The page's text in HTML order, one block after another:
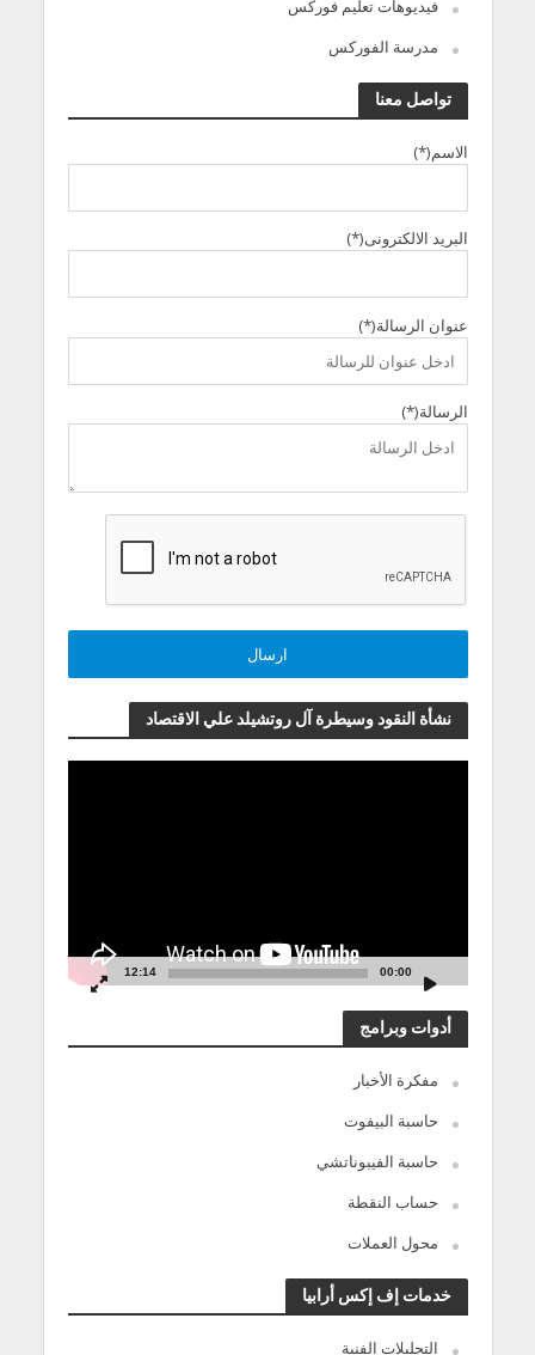
فيديوهات تعليم فوركس
مدرسة الفوركس
تواصل معنا
الاسم(*)
البريد الالكترونى(*)
عنوان الرسالة(*)
الرسالة(*)
نشأة النقود وسيطرة آل روتشيلد علي الاقتصاد
00:00
12:14
أدوات وبرامج
مفكرة الأخبار
حاسبة البيفوت
حاسبة الفيبوناتشي
حساب النقطة
محول العملات
خدمات إف إكس أرابيا
التحليلات الفنية